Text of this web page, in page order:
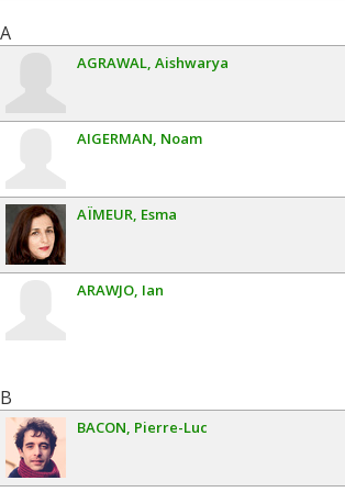
A
AGRAWAL Aishwarya
AIGERMAN Noam
AÏMEUR Esma
ARAWJO Ian
B
BACON Pierre-Luc